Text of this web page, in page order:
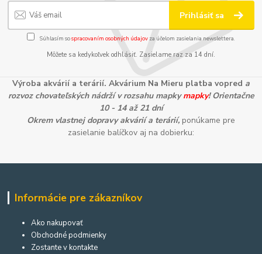
Prihlásiť sa
Súhlasím sospracovaním osobných údajov za účelom zasielania newslettera.
Môžete sa kedykoľvek odhlásiť. Zasielame raz za 14 dní.
Výroba akvárií a terárií. Akvárium Na Mieru platba vopred a
rozvoz chovateľských nádrží v rozsahu mapkymapky! Orientačne
10 - 14 až 21 dní
Okrem vlastnej dopravy akvárií a terárií, ponúkame pre
zasielanie balíčkov aj na dobierku:
Informácie pre zákazníkov
Ako nakupovať
Obchodné podmienky
Zostante v kontakte